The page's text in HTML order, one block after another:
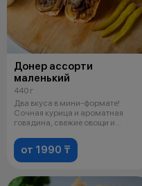
Донер ассорти
маленький
440 г
Два вкуса в мини-формате!
Сочная курица и ароматная
говядина, свежие овощи и
от 1990 ₸